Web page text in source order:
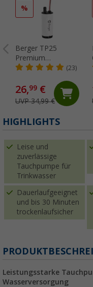
%
Berger TP25
Premium
Tauchpumpe
12V 1,8 bar 25
l/min
(23)
26,99 €
UVP 34,99 €
HIGHLIGHTS
Leise und
zuverlässige
Tauchpumpe für
Trinkwasser
Dauerlaufgeeignet
und bis 30 Minuten
trockenlaufsicher
Leistungsstarke
Wasserversorgung